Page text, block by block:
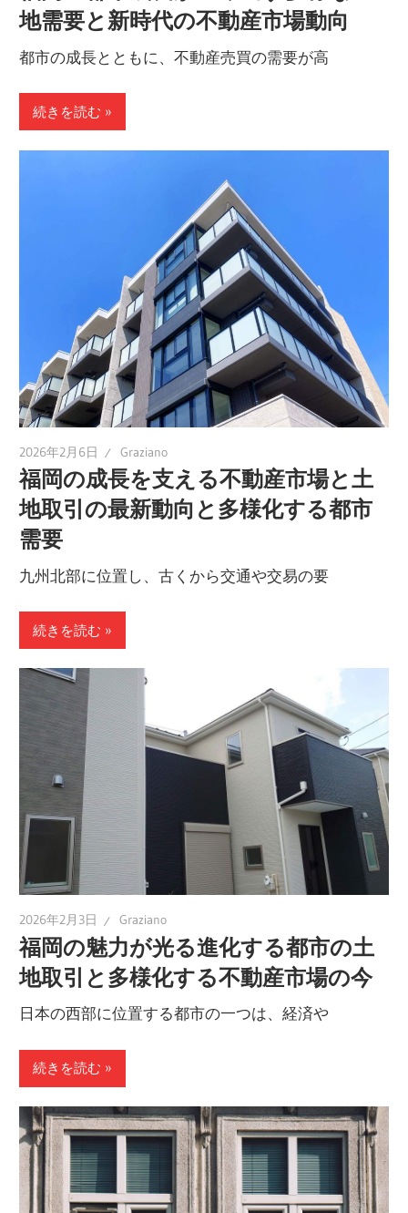
地需要と新時代の不動産市場動向
都市の成長とともに、不動産売買の需要が高
続きを読む
2026年2月6日 Graziano
福岡の成長を支える不動産市場と土
地取引の最新動向と多様化する都市
需要
九州北部に位置し、古くから交通や交易の要
続きを読む
2026年2月3日 Graziano
福岡の魅力が光る進化する都市の土
地取引と多様化する不動産市場の今
日本の西部に位置する都市の一つは、経済や
続きを読む